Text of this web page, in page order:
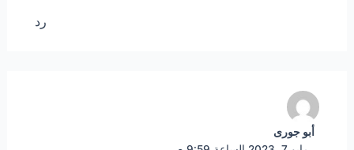
رد
أبو جورى